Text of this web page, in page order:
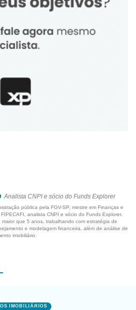
Analista CNPI e sócio do Funds Explorer
pública pela FGV-SP, mestre em Finanças e
analista CNPI e sócio do Funds Explorer.
maior que 5 anos, trabalhando com estratégia de
e modelagem financeira, além de análise de
imobiliário.
IMOBILIÁRIOS